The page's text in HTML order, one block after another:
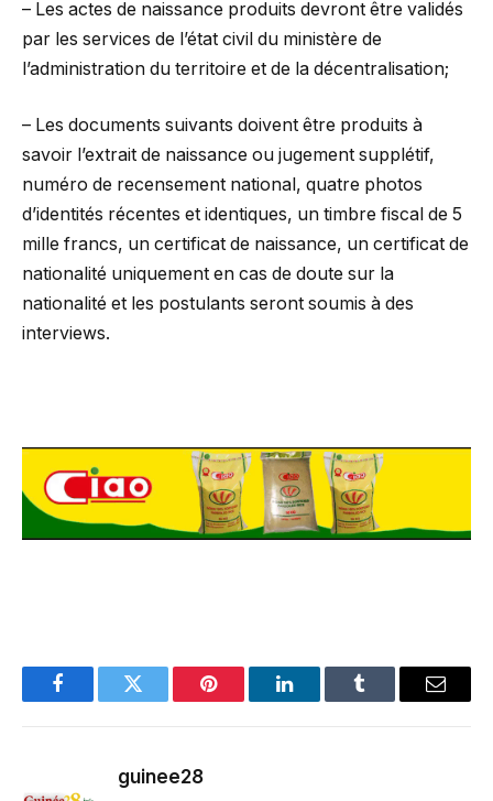
– Les actes de naissance produits devront être validés
par les services de l’état civil du ministère de
l’administration du territoire et de la décentralisation;
– Les documents suivants doivent être produits à
savoir l’extrait de naissance ou jugement supplétif,
numéro de recensement national, quatre photos
d’identités récentes et identiques, un timbre fiscal de 5
mille francs, un certificat de naissance, un certificat de
nationalité uniquement en cas de doute sur la
nationalité et les postulants seront soumis à des
interviews.
FacebookTwitter Pinterest LinkedInTumblr Email
guinee28